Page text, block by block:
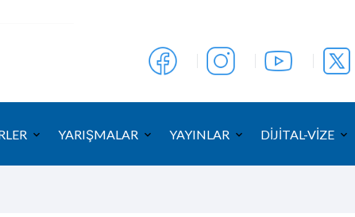
YARIŞMALAR YAYINLAR DİJİTAL-VİZE